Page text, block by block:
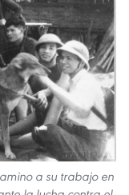
a su trabajo en